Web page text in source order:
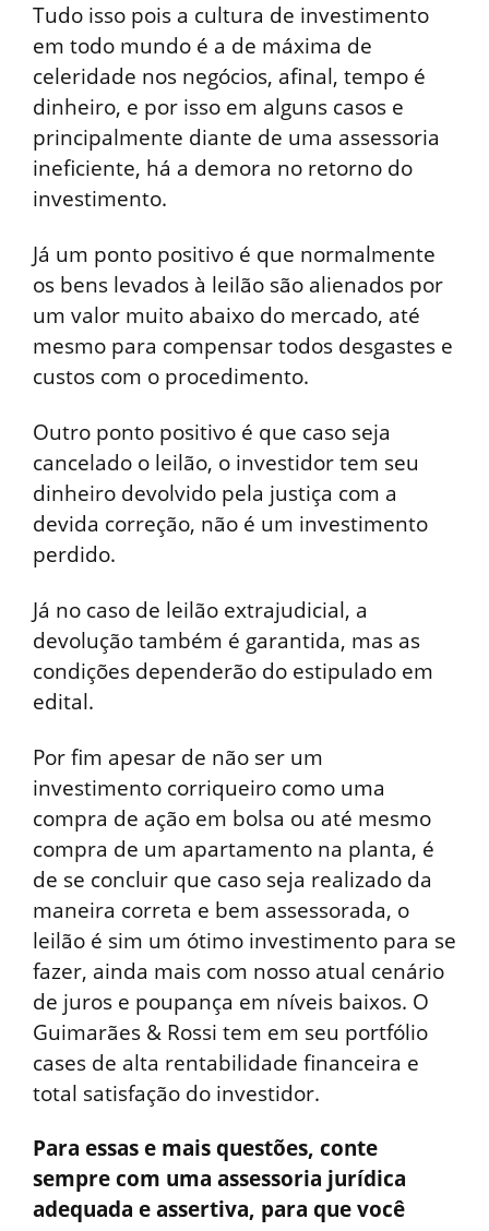
Tudo isso pois a cultura de investimento
em todo mundo é a de máxima de
celeridade nos negócios, afinal, tempo é
dinheiro, e por isso em alguns casos e
principalmente diante de uma assessoria
ineficiente, há a demora no retorno do
investimento.
Já um ponto positivo é que normalmente
os bens levados à leilão são alienados por
um valor muito abaixo do mercado, até
mesmo para compensar todos desgastes e
custos com o procedimento.
Outro ponto positivo é que caso seja
cancelado o leilão, o investidor tem seu
dinheiro devolvido pela justiça com a
devida correção, não é um investimento
perdido.
Já no caso de leilão extrajudicial, a
devolução também é garantida, mas as
condições dependerão do estipulado em
edital.
Por fim apesar de não ser um
investimento corriqueiro como uma
compra de ação em bolsa ou até mesmo
compra de um apartamento na planta, é
de se concluir que caso seja realizado da
maneira correta e bem assessorada, o
leilão é sim um ótimo investimento para se
fazer, ainda mais com nosso atual cenário
de juros e poupança em níveis baixos. O
Guimarães & Rossi tem em seu portfólio
cases de alta rentabilidade financeira e
total satisfação do investidor.
Para essas e mais questões, conte
sempre com uma assessoria jurídica
adequada e assertiva, para que você